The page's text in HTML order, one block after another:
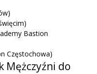
Bastion
Częstochowa)
Mężczyźni do